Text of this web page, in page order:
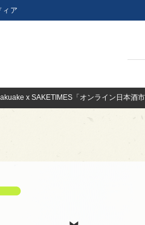
ア
x SAKETIMES「オンライン日本酒